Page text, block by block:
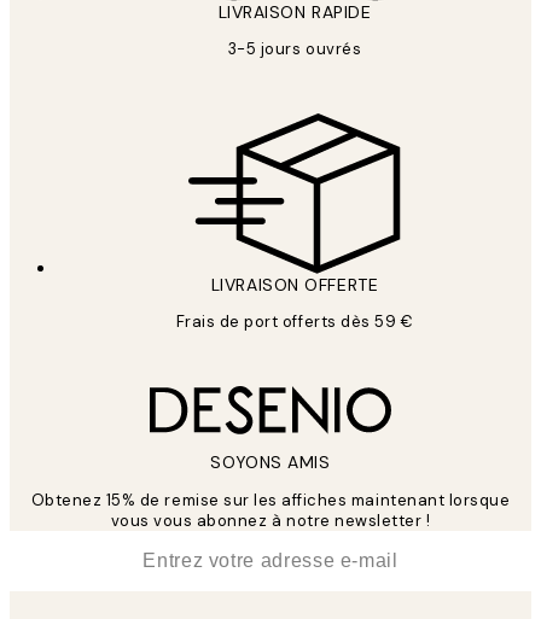
LIVRAISON RAPIDE
3-5 jours ouvrés
LIVRAISON OFFERTE
Frais de port offerts dès 59 €
SOYONS AMIS
Obtenez 15% de remise sur les affiches maintenant lorsque
vous vous abonnez à notre newsletter !